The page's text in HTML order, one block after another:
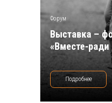
Форум
Выставка –
«Вместе-ради
Подробнее